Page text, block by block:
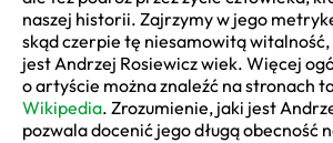
naszej historii. Zajrzymy w jego
skąd czerpie tę niesamowitą
jest Andrzej Rosiewicz wiek. Więcej
o artyście można znaleźć na stronach
Wikipedia. Zrozumienie, jaki jest
pozwala docenić jego długą obecność